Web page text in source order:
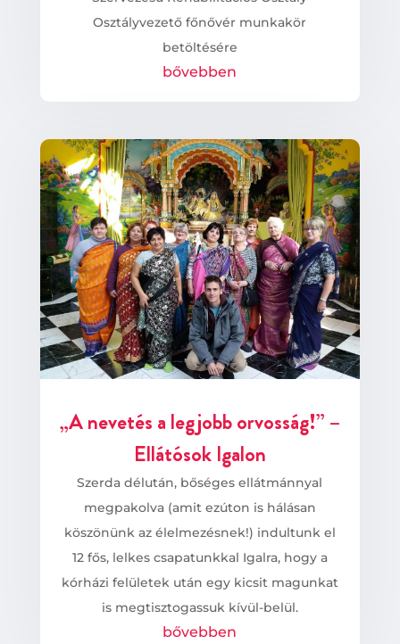
Osztályvezető főnővér munkakör
betöltésére
bővebben
„A nevetés a legjobb orvosság!” –
Ellátósok Igalon
Szerda délután, bőséges ellátmánnyal
megpakolva (amit ezúton is hálásan
köszönünk az élelmezésnek!) indultunk el
12 fős, lelkes csapatunkkal Igalra, hogy a
kórházi felületek után egy kicsit magunkat
is megtisztogassuk kívül-belül.
bővebben